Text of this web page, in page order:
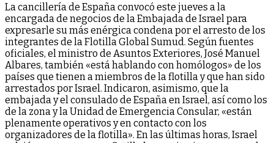
La cancillería de España convocó este jueves a la
encargada de negocios de la Embajada de Israel para
expresarle su más enérgica condena por el arresto de los
integrantes de la Flotilla Global Sumud. Según fuentes
oficiales, el ministro de Asuntos Exteriores, José Manuel
Albares, también «está hablando con homólogos» de los
países que tienen a miembros de la flotilla y que han sido
arrestados por Israel. Indicaron, asimismo, que la
embajada y el consulado de España en Israel, así como los
de la zona y la Unidad de Emergencia Consular, «están
plenamente operativos y en contacto con los
organizadores de la flotilla». En las últimas horas, Israel